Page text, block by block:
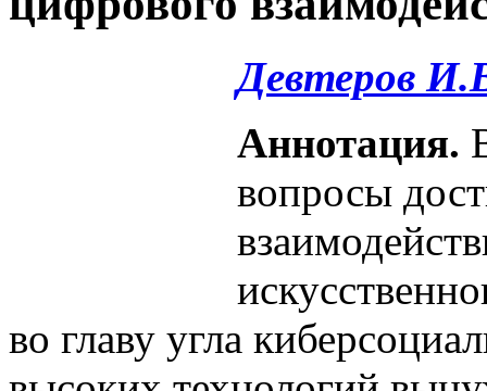
Девтеров
Аннотация.
вопросы
во главу угла